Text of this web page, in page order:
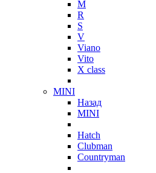
M
R
S
V
Viano
Vito
X class
MINI
Назад
MINI
Hatch
Clubman
Countryman